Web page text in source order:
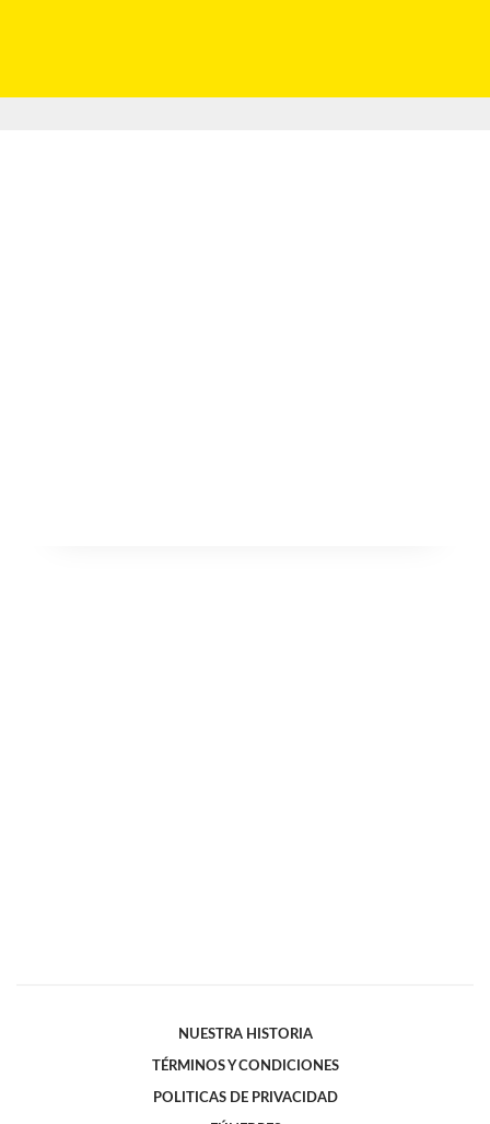
NUESTRA HISTORIA
TÉRMINOS Y CONDICIONES
POLITICAS DE PRIVACIDAD